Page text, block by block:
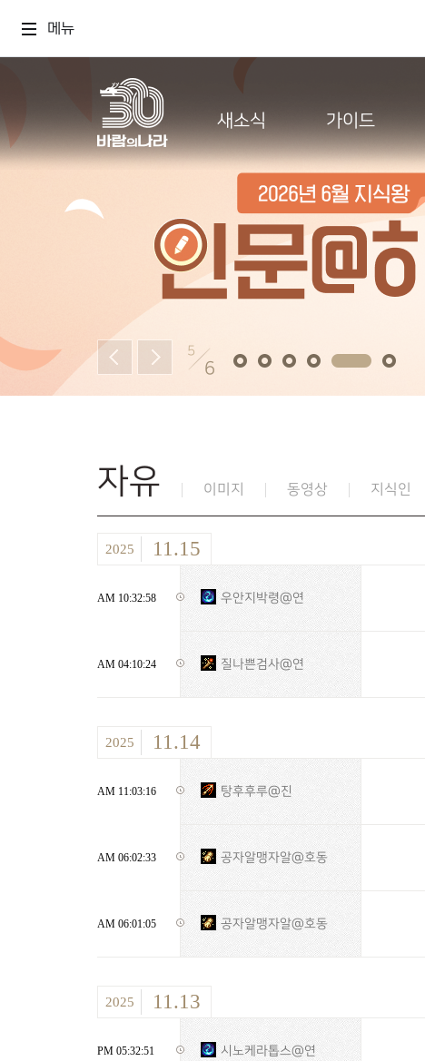
메뉴
새소식 가이드
5
6
자유 이미지 동영상 지식인
2025 11.15
AM 10:32:58 우안지박령@연
AM 04:10:24 질나쁜검사@연
2025 11.14
AM 11:03:16 탕후후루@진
AM 06:02:33 공자알맹자알@호동
AM 06:01:05 공자알맹자알@호동
2025 11.13
PM 05:32:51 시노케라톱스@연